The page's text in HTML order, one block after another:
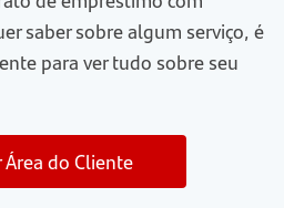
saber sobre algum serviço, é
para ver tudo sobre seu
Área do Cliente